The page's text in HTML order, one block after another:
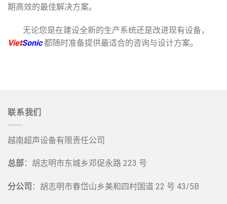
期高效的最佳解决方案。
无论您是在建设全新的生产系统还是改进现有设备，
VietSonic都随时准备提供最适合的咨询与设计方案。
联系我们
越南超声设备有限责任公司
总部：胡志明市东城乡邓促永路 223 号
分公司 ：胡志明市春岱山乡美和四村国道 22 号 43/5B